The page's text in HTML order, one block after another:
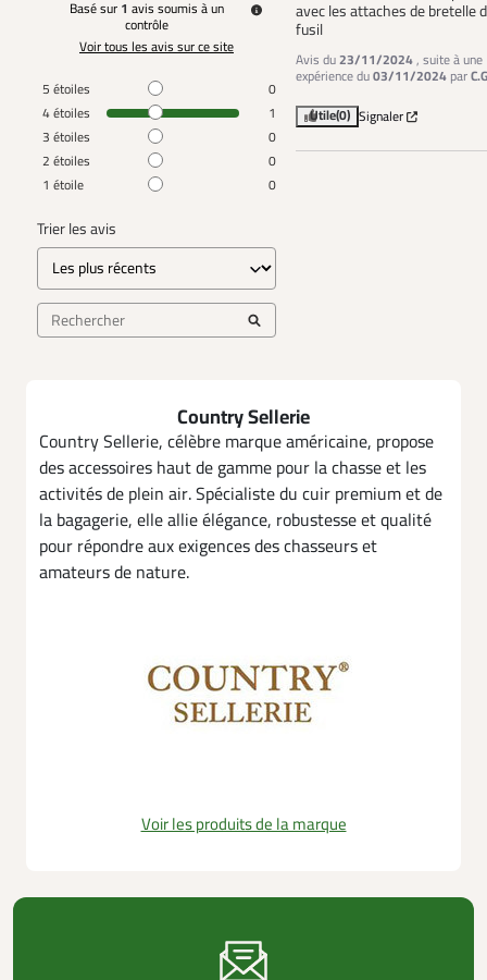
Basé sur 1 avis soumis à un
contrôle
Voir tous les avis sur ce site
5 étoiles
0
4étoiles
1
3 étoiles
0
2 étoiles
0
1 étoile 0
Trier les avis
avec les attaches de bretelle
fusil
Avis du23/11/2024, suite à une
expérience du03/11/2024 par
Utile(0) Signaler
Country Sellerie
Country Sellerie, célèbre marque américaine, propose
des accessoires haut de gamme pour la chasse et les
activités de plein air. Spécialiste du cuir premium et de
la bagagerie, elle allie élégance, robustesse et qualité
pour répondre aux exigences des chasseurs et
amateurs de nature.
Voir les produits de la marque